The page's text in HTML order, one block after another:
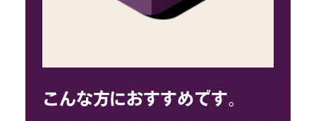
こんな方におすすめです。